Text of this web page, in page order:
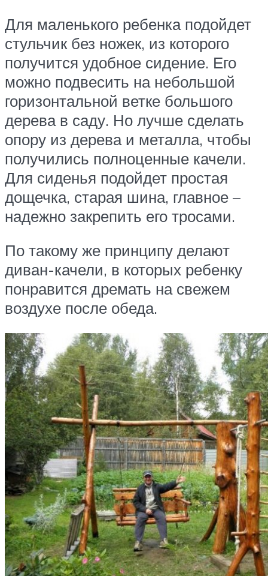
Для маленького ребенка подойдет
стульчик без ножек, из которого
получится удобное сидение. Его
можно подвесить на небольшой
горизонтальной ветке большого
дерева в саду. Но лучше сделать
опору из дерева и металла, чтобы
получились полноценные качели.
Для сиденья подойдет простая
дощечка, старая шина, главное –
надежно закрепить его тросами.
По такому же принципу делают
диван-качели, в которых ребенку
понравится дремать на свежем
воздухе после обеда.